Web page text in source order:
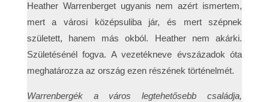
Heather Warrenberget ugyanis nem azért ismertem,
mert a városi középsuliba jár, és mert szépnek
született, hanem más okból. Heather nem akárki.
Születésénél fogva. A vezetékneve évszázadok óta
meghatározza az ország ezen részének történelmét.
Warrenbergék a város legtehetősebb családja,